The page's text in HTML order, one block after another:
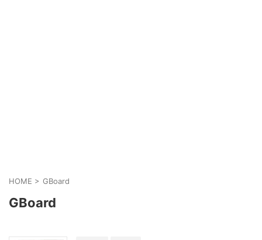
HOME > GBoard
GBoard